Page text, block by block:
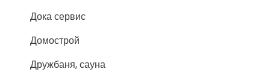
Дока сервис
Домострой
Дружбаня, сауна